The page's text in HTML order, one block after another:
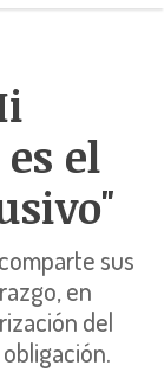
el
sus
en
del